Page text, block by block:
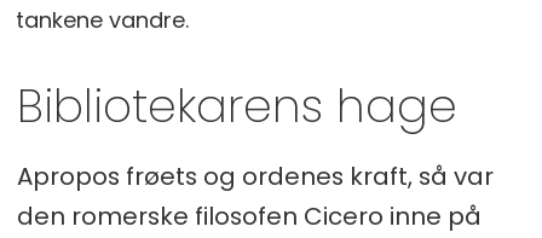
tankene vandre.
Bibliotekarens hage
Apropos frøets og ordenes kraft, så var
den romerske filosofen Cicero inne på